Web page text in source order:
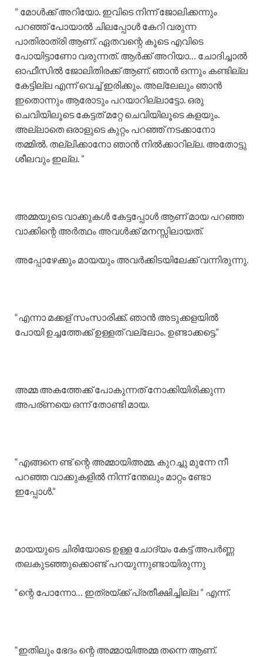
” മോൾക്ക് അറിയോ. ഇവിടെ നിന്ന് ജോലിക്കന്നും
പറഞ്ഞ് പോയാൽ ചിലപ്പോൾ കേറി വരുന്ന
പാതിരാത്രി ആണ്. ഏതവന്റെ കൂടെ എവിടെ
പോയിട്ടാണോ വരുന്നത്. ആർക്ക് അറിയാ… ചോദിച്ചാൽ
ഓഫീസിൽ ജോലിതിരക്ക് ആണ്. ഞാൻ ഒന്നും കണ്ടില്ല
കേട്ടില്ല എന്ന് വെച്ച് ഇരിക്കും. അല്ലേലും ഞാൻ
ഇതൊന്നും ആരോടും പറയാറില്ലാട്ടോ. ഒരു
ചെവിയിലൂടെ കേട്ടത് മറ്റേ ചെവിയിലൂടെ കളയും.
അല്ലാതെ ഒരാളുടെ കുറ്റം പറഞ്ഞ് നടക്കാനോ
തമ്മിൽ. തല്ലിക്കാനോ ഞാൻ നിൽക്കാറില്ല. അതോട്ടു
ശീലവും ഇല്ല. ”
അമ്മയുടെ വാക്കുകൾ കേട്ടപ്പോൾ ആണ് മായ പറഞ്ഞ
വാക്കിന്റെ അർത്ഥം അവൾക്ക് മനസ്സിലായത്.
അപ്പോഴേക്കും മായയും അവർക്കിടയിലേക്ക് വന്നിരുന്നു.
“എന്നാ മക്കള് സംസാരിക്ക്. ഞാൻ അടുക്കളയിൽ
പോയി ഉച്ചത്തേക്ക് ഉള്ളത് വല്ലോം. ഉണ്ടാക്കട്ടെ.”
അമ്മ അകത്തേക്ക് പോകുന്നത് നോക്കിയിരിക്കുന്ന
അപര്ണയെ ഒന്ന് തോണ്ടി മായ.
“എങ്ങനെ ണ്ട് ന്റെ അമ്മായിഅമ്മ. കുറച്ചു മുന്നേ നീ
പറഞ്ഞ വാക്കുകളിൽ നിന്ന് ന്തേലും മാറ്റം ണ്ടോ
ഇപ്പോൾ.”
മായയുടെ ചിരിയോടെ ഉള്ള ചോദ്യം കേട്ട് അപർണ്ണ
തലകുടഞ്ഞുക്കൊണ്ട് പറയുന്നുണ്ടായിരുന്നു
“ന്റെ പോന്നോ… ഇത്രയ്ക്ക് പ്രതീക്ഷിച്ചില്ല ” എന്ന്.
“ഇതിലും ഭേദം ന്റെ അമ്മായിഅമ്മ തന്നെ ആണ്.